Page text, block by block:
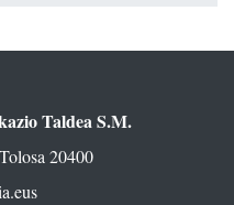
Taldea S.M.
20400